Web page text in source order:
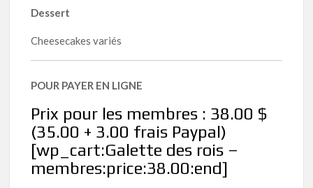
Dessert
Cheesecakes variés
POUR PAYER EN LIGNE
Prix pour les membres : 38.00 $
(35.00 + 3.00 frais Paypal)
[wp_cart:Galette des rois –
membres:price:38.00:end]